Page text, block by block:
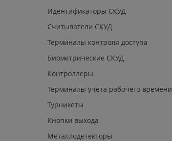
Идентификаторы СКУД
Считыватели СКУД
Терминалы контроля доступа
Биометрические СКУД
Контроллеры
Терминалы учета рабочего времени
Турникеты
Кнопки выхода
Металлодетекторы